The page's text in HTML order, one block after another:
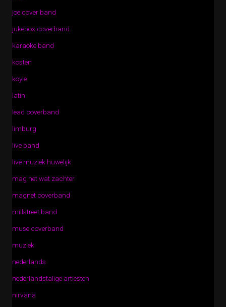
joe cover band
jukebox coverband
karaoke band
kosten
koyle
latin
lead coverband
limburg
live band
live muziek huwelijk
mag het wat zachter
magnet coverband
millstreet band
muse coverband
muziek
nederlands
nederlandstalige artiesten
nirvana